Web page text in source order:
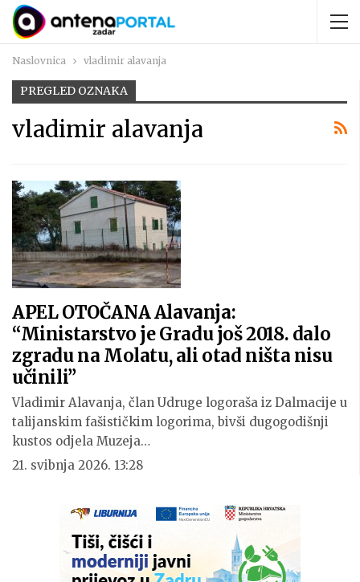
Naslovnica vladimir alavanja
PREGLED OZNAKA
vladimir alavanja
APEL OTOČANA Alavanja:
“Ministarstvo je Gradu još 2018. dalo
zgradu na Molatu, ali otad ništa nisu
učinili”
Vladimir Alavanja, član Udruge logoraša iz Dalmacije u
talijanskim fašističkim logorima, bivši dugogodišnji
kustos odjela Muzeja…
21. svibnja 2026. 13:28